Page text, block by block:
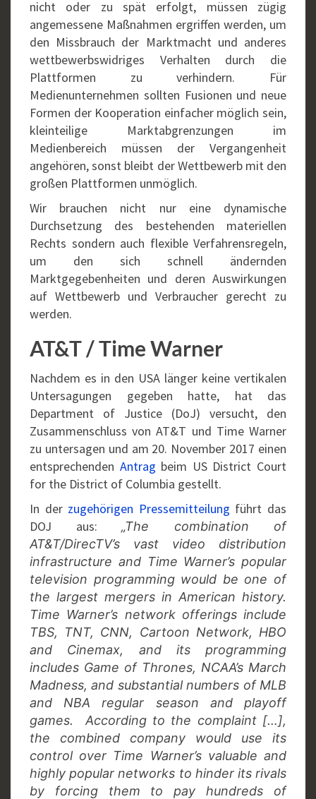
nicht oder zu spät erfolgt, müssen zügig
angemessene Maßnahmen ergriffen werden, um
den Missbrauch der Marktmacht und anderes
wettbewerbswidriges Verhalten durch die
Plattformen zu verhindern. Für
Medienunternehmen sollten Fusionen und neue
Formen der Kooperation einfacher möglich sein,
kleinteilige Marktabgrenzungen im
Medienbereich müssen der Vergangenheit
angehören, sonst bleibt der Wettbewerb mit den
großen Plattformen unmöglich.
Wir brauchen nicht nur eine dynamische
Durchsetzung des bestehenden materiellen
Rechts sondern auch flexible Verfahrensregeln,
um den sich schnell ändernden
Marktgegebenheiten und deren Auswirkungen
auf Wettbewerb und Verbraucher gerecht zu
werden.
AT&T / Time Warner
Nachdem es in den USA länger keine vertikalen
Untersagungen gegeben hatte, hat das
Department of Justice (DoJ) versucht, den
Zusammenschluss von AT&T und Time Warner
zu untersagen und am 20. November 2017 einen
entsprechenden Antrag beim US District Court
for the District of Columbia gestellt.
In der zugehörigen Pressemitteilung führt das
DOJ aus: „The combination of
AT&T/DirecTV’s vast video distribution
infrastructure and Time Warner’s popular
television programming would be one of
the largest mergers in American history.
Time Warner’s network offerings include
TBS, TNT, CNN, Cartoon Network, HBO
and Cinemax, and its programming
includes Game of Thrones, NCAA’s March
Madness, and substantial numbers of MLB
and NBA regular season and playoff
games. According to the complaint […],
the combined company would use its
control over Time Warner’s valuable and
highly popular networks to hinder its rivals
by forcing them to pay hundreds of